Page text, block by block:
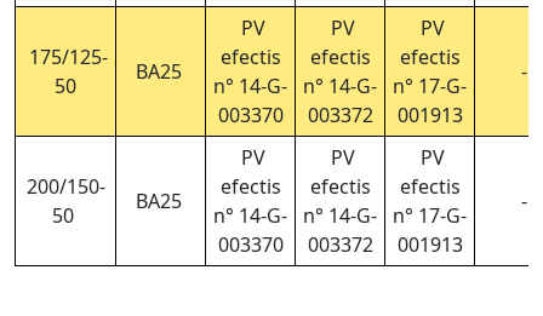
175/125-
50
BA25
PV
efectis
n° 14-G-
003370
PV
efectis
n° 14-G-
003372
PV
efectis
n° 17-G-
001913
-
200/150-
50
BA25
PV
efectis
n° 14-G-
003370
PV
efectis
n° 14-G-
003372
PV
efectis
n° 17-G-
001913
-